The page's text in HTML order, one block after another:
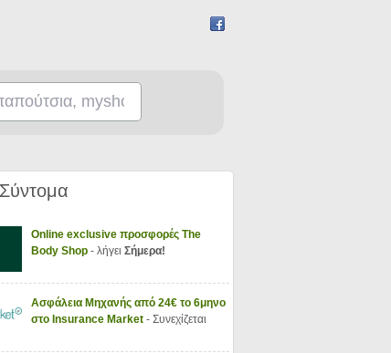
Online exclusive προσφορές The
Body Shop - λήγει Σήμερα!
Ασφάλεια Μηχανής από 24€ το 6μηνο
στο Insurance Market - Συνεχίζεται